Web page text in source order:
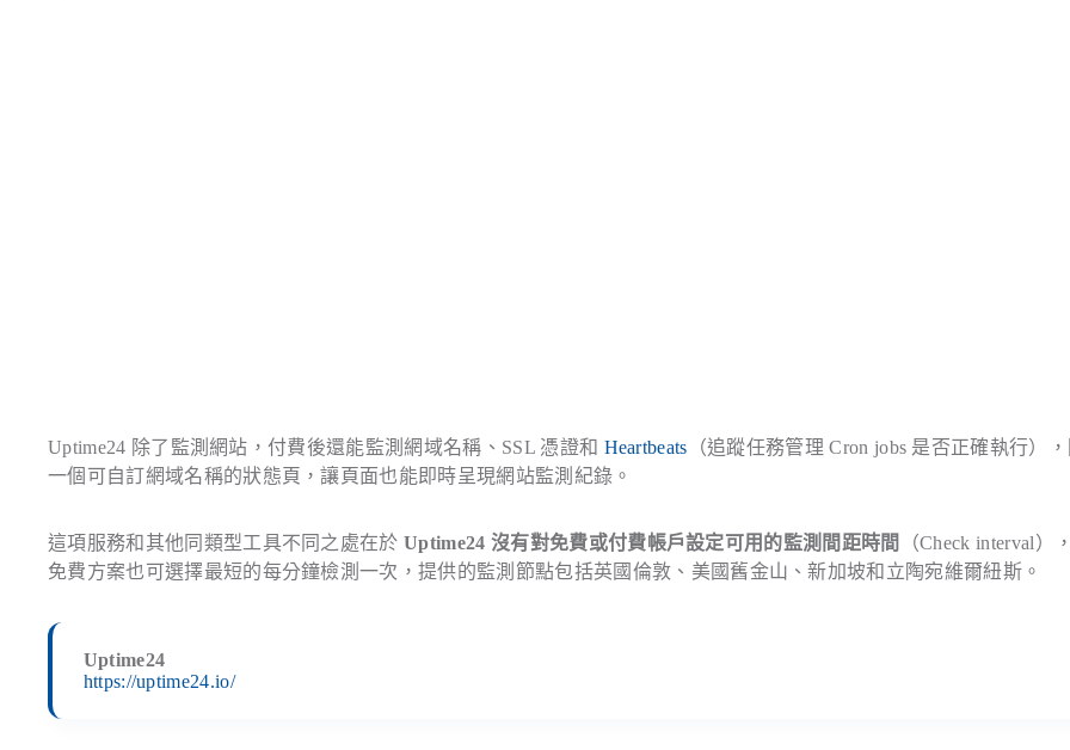
Uptime24 除了監測網站，付費後還能監測網域名稱、SSL 憑證和 Heartbeats （追蹤任務管理 Cron jobs 是否正確執行）
一個可自訂網域名稱的狀態頁，讓頁面也能即時呈現網站監測紀錄。
這項服務和其他同類型工具不同之處在於Uptime24 沒有對免費或付費帳戶設定可用的監測間距時間
（Check interval）
免費方案也可選擇最短的每分鐘檢測一次，提供的監測節點包括英國倫敦、美國舊金山、新加坡和立陶宛維爾紐斯。
Uptime24
https://uptime24.io/